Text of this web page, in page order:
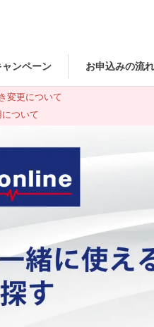
ャンペーン お申込みの流れ
変更について
ついて